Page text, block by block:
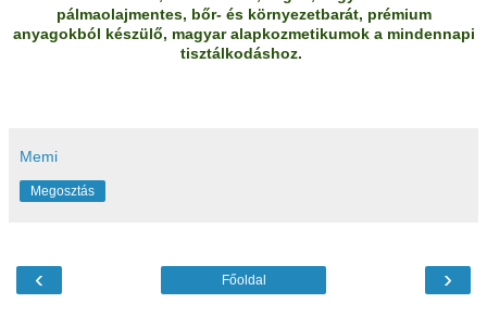
pálmaolajmentes, bőr- és környezetbarát, prémium
anyagokból készülő, magyar alapkozmetikumok a mindennapi
tisztálkodáshoz.
Memi
Megosztás
‹ ›
Főoldal